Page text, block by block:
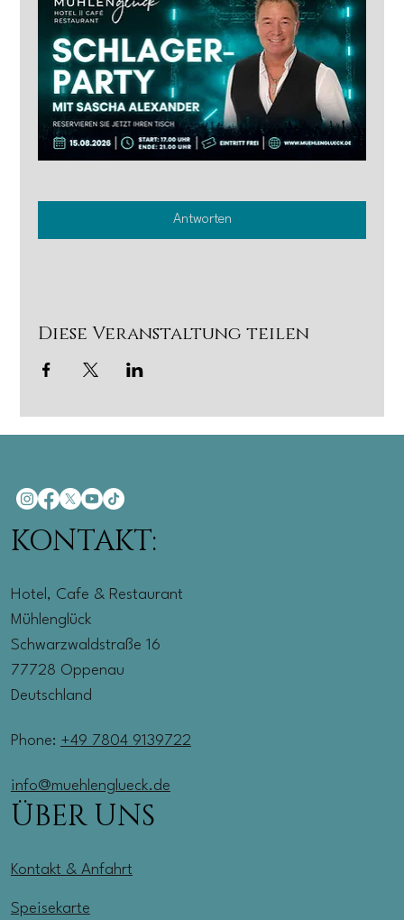
Antworten
Diese Veranstaltung teilen
KONTAKT:
Hotel, Cafe & Restaurant
Mühlenglück
Schwarzwaldstraße 16
77728 Oppenau
Deutschland
Phone: +49 7804 9139722
info@muehlenglueck.de
ÜBER UNS
Kontakt & Anfahrt
Speisekarte